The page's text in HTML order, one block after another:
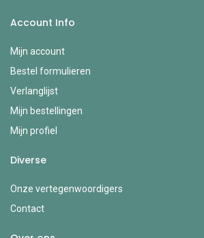
Account Info
Mijn account
Bestel formulieren
Verlanglijst
Mijn bestellingen
Mijn profiel
Diverse
Onze vertegenwoordigers
Contact